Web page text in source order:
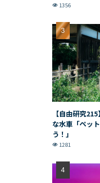
1356
【自由研究
な水車「ペッ
う！」
1281